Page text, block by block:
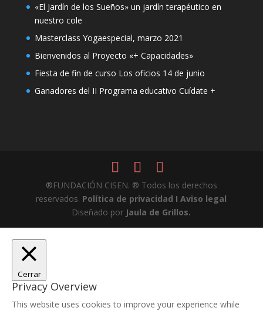
«El Jardín de los Sueños» un jardín terapéutico en
nuestro cole
Masterclass Yogaespecial, marzo 2021
Bienvenidos al Proyecto «+ Capacidades»
Fiesta de fin de curso Los oficios 14 de junio
Ganadores del II Programa educativo Cuídate +
®FUNDACIÓN CISEN. ® Todos los derechos
reservados. Política de privacidad IAviso legal
Diseñado por Jaula de Grillos.
Cerrar
Privacy Overview
This website uses cookies to improve your experience while